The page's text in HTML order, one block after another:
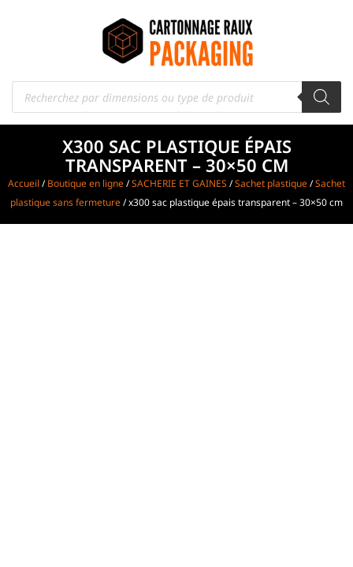
X300 SAC PLASTIQUE ÉPAIS
TRANSPARENT – 30×50 CM
Accueil /Boutique en ligne/SACHERIE ET GAINES /Sachet plastique/Sachet
plastique sans fermeture/ x300 sac plastique épais transparent – 30×50 cm